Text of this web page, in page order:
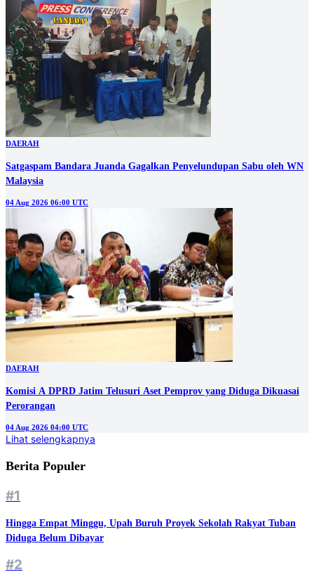
DAERAH
Satgaspam Bandara Juanda Gagalkan Penyelundupan Sabu oleh WN
Malaysia
04 Aug 2026 06:00 UTC
DAERAH
Komisi A DPRD Jatim Telusuri Aset Pemprov yang Diduga Dikuasai
Perorangan
04 Aug 2026 04:00 UTC
Lihat selengkapnya
Berita Populer
#1
Hingga Empat Minggu, Upah Buruh Proyek Sekolah Rakyat Tuban
Diduga Belum Dibayar
#2